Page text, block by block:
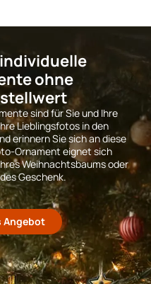
ohne
sind für Sie und Ihre
Lieblingsfotos in den
erinnern Sie sich an diese
Ornament eignet sich
Weihnachtsbaums oder
Geschenk.
Angebot